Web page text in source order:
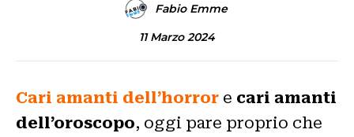
Fabio Emme
11 Marzo 2024
Cari amanti dell’horror e cari amanti
dell’oroscopo, oggi pare proprio che